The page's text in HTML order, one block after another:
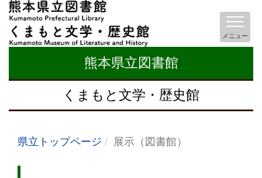
熊本県立図書館
くまもと文学・歴史館
メニュー
県立トップページ 展示（図書館）